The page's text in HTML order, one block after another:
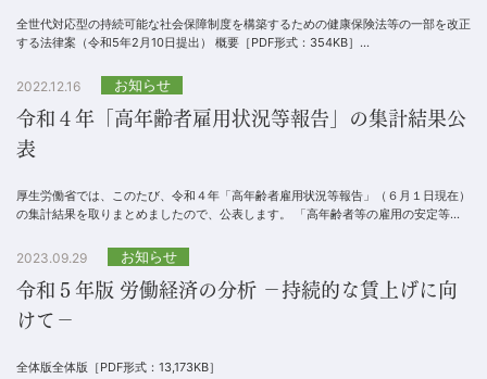
全世代対応型の持続可能な社会保障制度を構築するための健康保険法等の一部を改正
する法律案（令和5年2月10日提出） 概要［PDF形式：354KB］
2022.12.16 お知らせ
令和４年「高年齢者雇用状況等報告」の集計結果公
表
厚生労働省では、このたび、令和４年「高年齢者雇用状況等報告」（６月１日現在）
の集計結果を取りまとめましたので、公表します。 「高年齢者等の雇用の安定等に
2023.09.29 お知らせ
令和５年版 労働経済の分析 －持続的な賃上げに向
けて－
全体版全体版［PDF形式：13,173KB］